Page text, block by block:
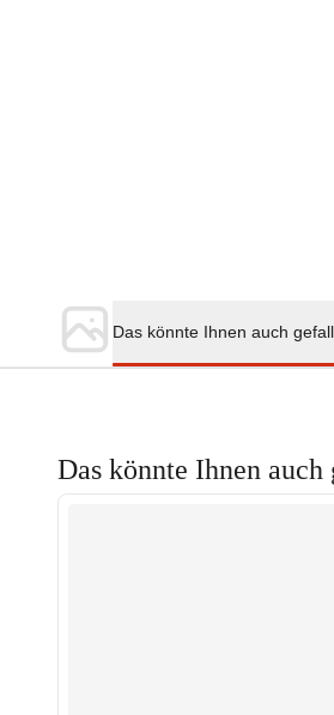
Das könnte Ihnen auch
Das könnte Ihnen auch